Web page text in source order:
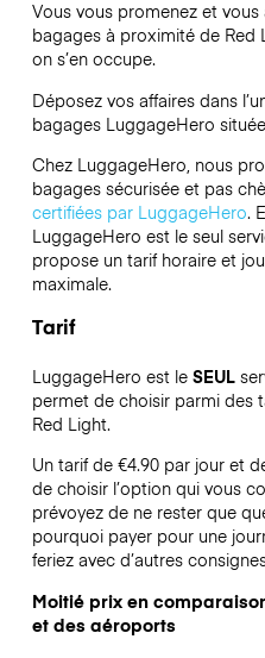
Vous vous promenez et
bagages à proximité de Red
on s’en occupe.
Déposez vos affaires dans
bagages LuggageHero
Chez LuggageHero, nous
bagages sécurisée et pas
certifiées par LuggageHero.
LuggageHero est le seul
propose un tarif horaire et
maximale.
Tarif
LuggageHero est le SEUL
permet de choisir parmi des
Red Light.
Un tarif de €4.90 par jour et
de choisir l’option qui vous
prévoyez de ne rester que
pourquoi payer pour une
feriez avec d’autres
Moitié prix en
et des aéroports